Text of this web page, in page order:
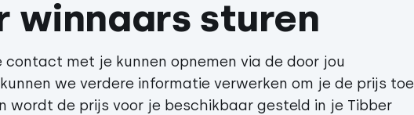
winnaars sturen
met je kunnen opnemen via de door jou
we verdere informatie verwerken om je de prijs toe
wordt de prijs voor je beschikbaar gesteld in je Tibber